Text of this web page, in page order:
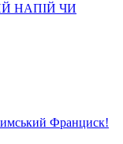
НАПІЙ ЧИ
Франциск!